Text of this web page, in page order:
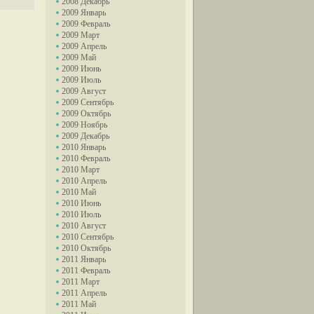
2009 Январь
2009 Февраль
2009 Март
2009 Апрель
2009 Май
2009 Июнь
2009 Июль
2009 Август
2009 Сентябрь
2009 Октябрь
2009 Ноябрь
2009 Декабрь
2010 Январь
2010 Февраль
2010 Март
2010 Апрель
2010 Май
2010 Июнь
2010 Июль
2010 Август
2010 Сентябрь
2010 Октябрь
2011 Январь
2011 Февраль
2011 Март
2011 Апрель
2011 Май